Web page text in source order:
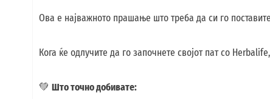
Ова е најважното прашање што треба да си го
Кога ќе одлучите да го започнете својот пат со
💚 Што точно добивате: